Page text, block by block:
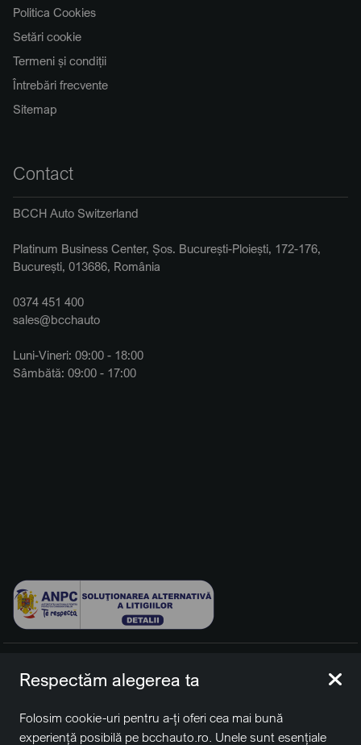
Politica Cookies
Setări cookie
Termeni și condiții
Întrebări frecvente
Sitemap
Contact
BCCH Auto Switzerland
Platinum Business Center, Șos. București-Ploiești, 172-176,
București, 013686, România
0374 451 400
sales@bcchauto
Luni-Vineri: 09:00 - 18:00
Sâmbătă: 09:00 - 17:00
rezervate.
BCCH Auto Switzerland este o marcă a societății
BCCH
Respectăm alegerea ta
Folosim cookie-uri pentru a-ți oferi cea mai bună
experiență posibilă pe bcchauto.ro. Unele sunt esențiale